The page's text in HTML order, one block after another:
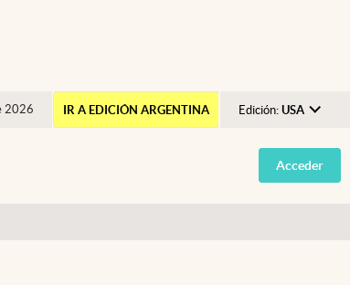
2026 IR A EDICIÓN ARGENTINA Edición: USA
Argentina
España
Acceder